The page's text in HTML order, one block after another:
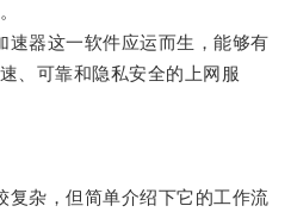
器这一软件应运而生，能够有
、可靠和隐私安全的上网服
杂，但简单介绍下它的工作流